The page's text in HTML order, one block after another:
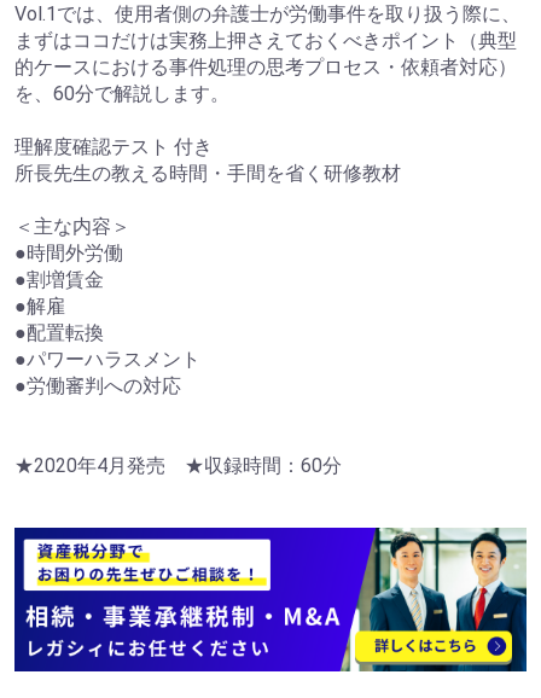
Vol.1では、使用者側の弁護士が労働事件を取り扱う際に、
まずはココだけは実務上押さえておくべきポイント（典型
的ケースにおける事件処理の思考プロセス・依頼者対応）
を、60分で解説します。
理解度確認テスト 付き
所長先生の教える時間・手間を省く研修教材
＜主な内容＞
●時間外労働
●割増賃金
●解雇
●配置転換
●パワーハラスメント
●労働審判への対応
★2020年4月発売 ★収録時間：60分